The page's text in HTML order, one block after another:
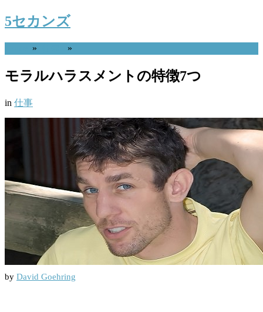
5セカンズ
» »
モラルハラスメントの特徴7つ
in 仕事
by David Goehring